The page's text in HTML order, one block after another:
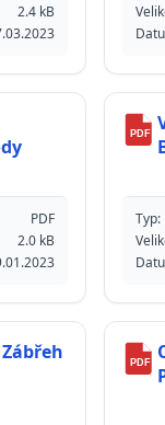
2.4 kB
PDF
2.0 kB
PDF
Typ:
PDF